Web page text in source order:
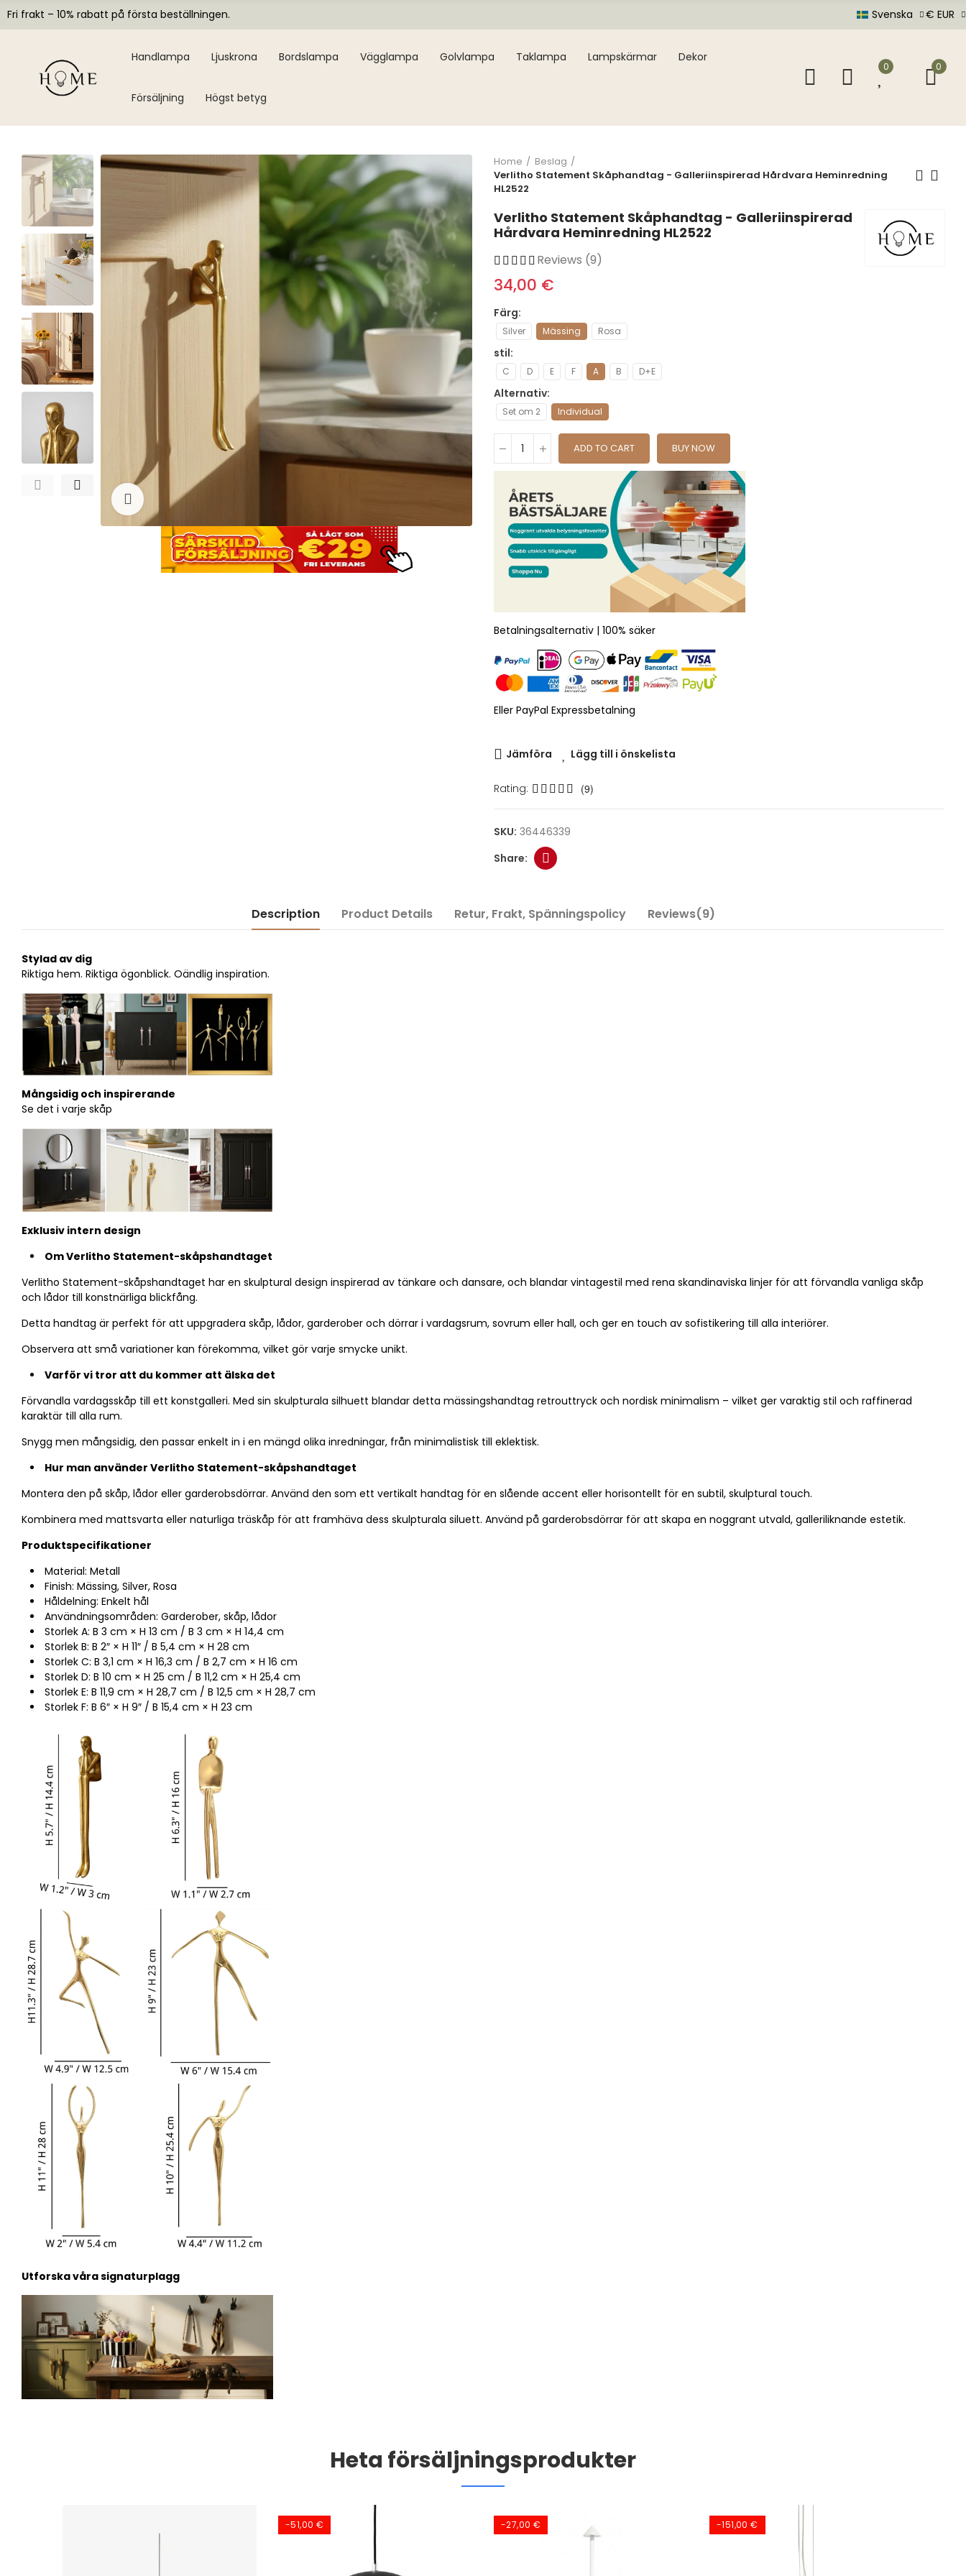
Fri frakt – 10% rabatt på första beställningen. Svenska € EUR
Handlampa Ljuskrona Bordslampa Vägglampa Golvlampa Taklampa Lampskärmar Dekor
Försäljning Högst betyg
0 0
Click to enlarge
Home
Beslag
Verlitho Statement Skåphandtag - Galleriinspirerad Hårdvara Heminredning
HL2522
Verlitho Statement Skåphandtag - Galleriinspirerad
Hårdvara Heminredning HL2522
Reviews (9)
34,00 €
Färg
Silver Mässing Rosa
stil
C D E F A B D+E
Alternativ
Set om 2 Individual
ADD TO CART BUY NOW
Betalningsalternativ | 100% säker
Eller PayPal Expressbetalning
Jämföra Lägg till i önskelista
Rating: (9)
SKU: 36446339
Description Product Details Retur, Frakt, Spänningspolicy Reviews(9)
Stylad av dig
Riktiga hem. Riktiga ögonblick. Oändlig inspiration.
Mångsidig och inspirerande
Se det i varje skåp
Exklusiv intern design
Om Verlitho Statement-skåpshandtaget
Verlitho Statement-skåpshandtaget har en skulptural design inspirerad av tänkare och dansare, och blandar vintagestil med rena skandinaviska linjer för att förvandla vanliga skåp
och lådor till konstnärliga blickfång.
Detta handtag är perfekt för att uppgradera skåp, lådor, garderober och dörrar i vardagsrum, sovrum eller hall, och ger en touch av sofistikering till alla interiörer.
Observera att små variationer kan förekomma, vilket gör varje smycke unikt.
Varför vi tror att du kommer att älska det
Förvandla vardagsskåp till ett konstgalleri. Med sin skulpturala silhuett blandar detta mässingshandtag retrouttryck och nordisk minimalism – vilket ger varaktig stil och raffinerad
karaktär till alla rum.
Snygg men mångsidig, den passar enkelt in i en mängd olika inredningar, från minimalistisk till eklektisk.
Hur man använder Verlitho Statement-skåpshandtaget
Montera den på skåp, lådor eller garderobsdörrar. Använd den som ett vertikalt handtag för en slående accent eller horisontellt för en subtil, skulptural touch.
Kombinera med mattsvarta eller naturliga träskåp för att framhäva dess skulpturala siluett. Använd på garderobsdörrar för att skapa en noggrant utvald, galleriliknande estetik.
Produktspecifikationer
Material: Metall
Finish: Mässing, Silver, Rosa
Håldelning: Enkelt hål
Användningsområden: Garderober, skåp, lådor
Storlek A: B 3 cm × H 13 cm / B 3 cm × H 14,4 cm
Storlek B: B 2″ × H 11″ / B 5,4 cm × H 28 cm
Storlek C: B 3,1 cm × H 16,3 cm / B 2,7 cm × H 16 cm
Storlek D: B 10 cm × H 25 cm / B 11,2 cm × H 25,4 cm
Storlek E: B 11,9 cm × H 28,7 cm / B 12,5 cm × H 28,7 cm
Storlek F: B 6″ × H 9″ / B 15,4 cm × H 23 cm
Utforska våra signaturplagg
Heta försäljningsprodukter
-51,00 € -27,00 € -151,00 €